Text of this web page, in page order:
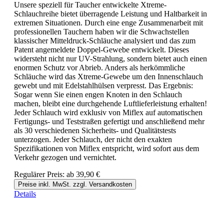
Unsere speziell für Taucher entwickelte Xtreme-
Schlauchreihe bietet überragende Leistung und Haltbarkeit in
extremen Situationen. Durch eine enge Zusammenarbeit mit
professionellen Tauchern haben wir die Schwachstellen
klassischer Mitteldruck-Schläuche analysiert und das zum
Patent angemeldete Doppel-Gewebe entwickelt. Dieses
widersteht nicht nur UV-Strahlung, sondern bietet auch einen
enormen Schutz vor Abrieb. Anders als herkömmliche
Schläuche wird das Xtreme-Gewebe um den Innenschlauch
gewebt und mit Edelstahlhülsen verpresst. Das Ergebnis:
Sogar wenn Sie einen engen Knoten in den Schlauch
machen, bleibt eine durchgehende Luftlieferleistung erhalten!
Jeder Schlauch wird exklusiv von Miflex auf automatischen
Fertigungs- und Teststraßen gefertigt und anschließend mehr
als 30 verschiedenen Sicherheits- und Qualitätstests
unterzogen. Jeder Schlauch, der nicht den exakten
Spezifikationen von Miflex entspricht, wird sofort aus dem
Verkehr gezogen und vernichtet.
Regulärer Preis: ab 39,90 €
Preise inkl. MwSt. zzgl. Versandkosten
Details